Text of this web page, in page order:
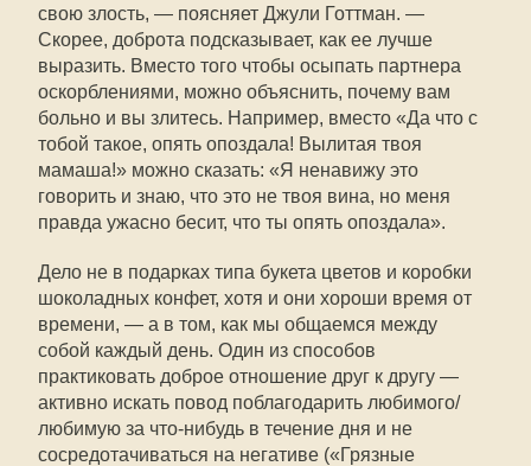
свою злость, — поясняет Джули Готтман. —
Скорее, доброта подсказывает, как ее лучше
выразить. Вместо того чтобы осыпать партнера
оскорблениями, можно объяснить, почему вам
больно и вы злитесь. Например, вместо «Да что с
тобой такое, опять опоздала! Вылитая твоя
мамаша!» можно сказать: «Я ненавижу это
говорить и знаю, что это не твоя вина, но меня
правда ужасно бесит, что ты опять опоздала».
Дело не в подарках типа букета цветов и коробки
шоколадных конфет, хотя и они хороши время от
времени, — а в том, как мы общаемся между
собой каждый день. Один из способов
практиковать доброе отношение друг к другу —
активно искать повод поблагодарить любимого/
любимую за что-нибудь в течение дня и не
сосредотачиваться на негативе («Грязные